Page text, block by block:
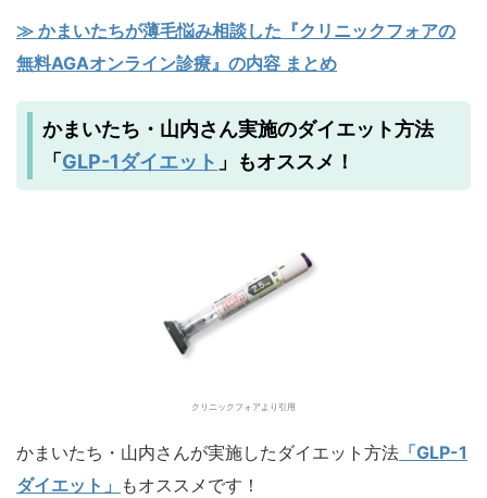
≫ かまいたちが薄毛悩み相談した『クリニックフォアの
無料AGAオンライン診療』の内容 まとめ
かまいたち・山内さん実施のダイエット方法
「 GLP-1ダイエット 」もオススメ！
クリニックフォアより引用
かまいたち・山内さんが実施したダイエット方法 「GLP-1
ダイエット」 もオススメです！